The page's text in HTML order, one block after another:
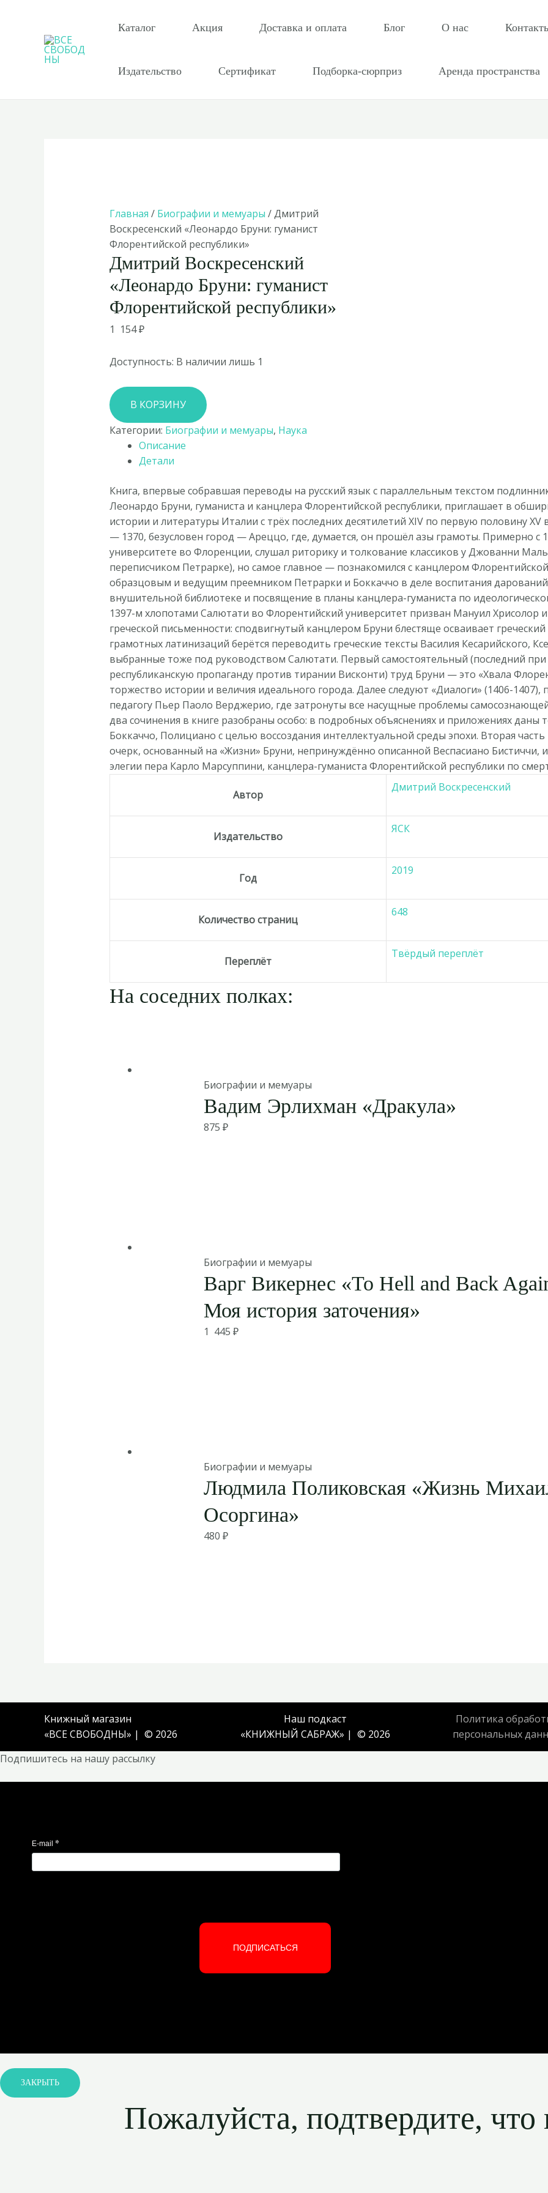
содержимому
Каталог Акция Доставка и оплата Блог О нас
Издательство Сертификат Подборка-сюрприз Аренда пространства
Главная / Биографии и мемуары / Дмитрий
Воскресенский «Леонардо Бруни: гуманист
Флорентийской республики»
Дмитрий Воскресенский
«Леонардо Бруни: гуманист
Флорентийской республики»
1 154₽
Доступность: В наличии лишь 1
Количество
товара
Дмитрий
Воскресенский
«Леонардо
Бруни:
гуманист
Флорентийской
республики»
В КОРЗИНУ
Категории: Биографии и мемуары, Наука
Описание
Детали
Книга, впервые собравшая переводы на русский язык с параллельным текстом
Леонардо Бруни, гуманиста и канцлера Флорентийской республики, приглашает в
истории и литературы Италии с трёх последних десятилетий XIV по первую половину
— 1370, безусловен город — Ареццо, где, думается, он прошёл азы грамоты. Примерно с
университете во Флоренции, слушал риторику и толкование классиков у Джованни
переписчиком Петрарке), но самое главное — познакомился с канцлером
образцовым и ведущим преемником Петрарки и Боккаччо в деле воспитания
внушительной библиотеке и посвящение в планы канцлера-гуманиста по
1397-м хлопотами Салютати во Флорентийский университет призван Мануил Хрисолор
греческой письменности: сподвигнутый канцлером Бруни блестяще осваивает
грамотных латинизаций берётся переводить греческие тексты Василия Кесарийского,
выбранные тоже под руководством Салютати. Первый самостоятельный (последний
республиканскую пропаганду против тирании Висконти) труд Бруни — это «Хвала
торжество истории и величия идеального города. Далее следуют «Диалоги» (1406-
педагогу Пьер Паоло Верджерио, где затронуты все насущные проблемы
два сочинения в книге разобраны особо: в подробных объяснениях и приложениях даны
Боккаччо, Полициано с целью воссоздания интеллектуальной среды эпохи. Вторая
очерк, основанный на «Жизни» Бруни, непринуждённо описанной Веспасиано Бистиччи,
элегии пера Карло Марсуппини, канцлера-гуманиста Флорентийской республики по
Автор
Дмитрий Воскресенский
Издательство
ЯСК
Год
2019
Количество страниц
648
Переплёт
Твёрдый переплёт
На соседних полках:
Биографии и мемуары
Вадим Эрлихман «Дракула»
875₽
Биографии и мемуары
Варг Викернес «To Hell and Back
Моя история заточения»
1 445₽
Биографии и мемуары
Людмила Поликовская «Жизнь
Осоргина»
480₽
Книжный магазин
«ВСЕ СВОБОДНЫ» | © 2026
Наш подкаст
«КНИЖНЫЙ САБРАЖ» | © 2026
Политика
персональных
Подпишитесь на нашу рассылку
E-mail *
ПОДПИСАТЬСЯ
ЗАКРЫТЬ
Пожалуйста, подтвердите, что